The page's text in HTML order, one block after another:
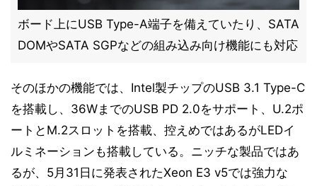
ボード上にUSB Type-A端子を備えていたり、SATA
DOMやSATA SGPなどの組み込み向け機能にも対応
そのほかの機能では、Intel製チップのUSB 3.1 Type-C
を搭載し、36WまでのUSB PD 2.0をサポート、U.2ポ
ートとM.2スロットを搭載、控えめではあるがLEDイ
ルミネーションも搭載している。ニッチな製品ではあ
るが、5月31日に発表されたXeon E3 v5では強力な